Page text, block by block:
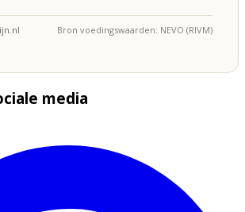
Bron voedingswaarden: NEVO (RIVM)
media